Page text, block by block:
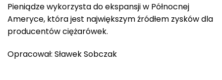
Pieniądze wykorzysta do ekspansji w Północnej
Ameryce, która jest największym źródłem zysków dla
producentów ciężarówek.
Opracował: Sławek Sobczak